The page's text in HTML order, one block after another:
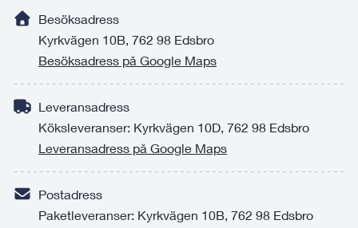
Besöksadress
Kyrkvägen 10B, 762 98 Edsbro
Besöksadress på Google Maps
Leveransadress
Köksleveranser: Kyrkvägen 10D, 762 98 Edsbro
Leveransadress på Google Maps
Postadress
Paketleveranser: Kyrkvägen 10B, 762 98 Edsbro